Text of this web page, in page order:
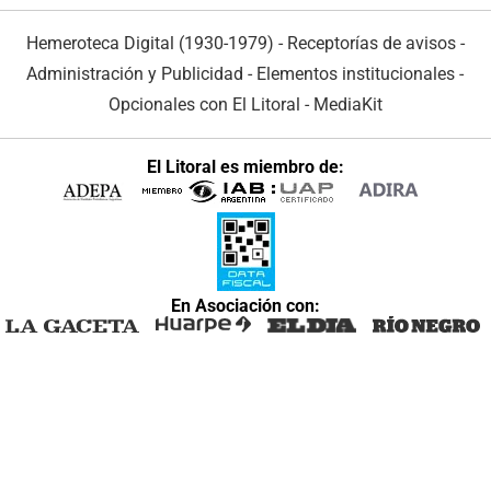
Hemeroteca Digital (1930-1979) - Receptorías de avisos -
Administración y Publicidad - Elementos institucionales -
Opcionales con El Litoral - MediaKit
El Litoral es miembro de:
En Asociación con: